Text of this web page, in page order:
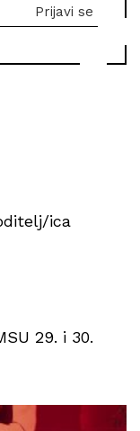
ica
29. i 30.